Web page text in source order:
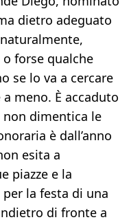
dietro adeguato
o forse qualche
se lo va a cercare
meno. È accaduto
non dimentica le
è dall’anno
esita a
piazze e la
la festa di una
di fronte a